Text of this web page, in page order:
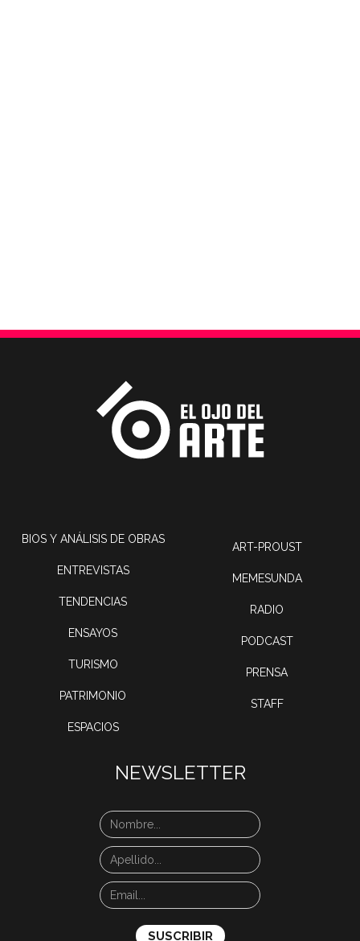
BIOS Y ANÁLISIS DE OBRAS
ENTREVISTAS
TENDENCIAS
ENSAYOS
TURISMO
PATRIMONIO
ESPACIOS
ART-PROUST
MEMESUNDA
RADIO
PODCAST
PRENSA
STAFF
NEWSLETTER